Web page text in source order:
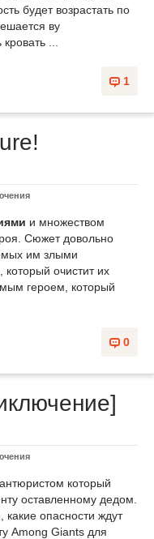
будет возрастать по
ву
...
1
и множеством
Сюжет довольно
им злыми
очистит их
героем, который
0
который
оставленному дедом.
какие опасности ждут
Among Giants для